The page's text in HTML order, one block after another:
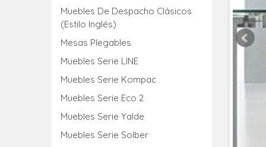
Muebles De Despacho Clásicos
(estilo Inglés)
Mesas Plegables
Muebles Serie LINE
Muebles Serie Kompac
Muebles Serie Eco 2
Muebles Serie Yalde
Muebles Serie Solber